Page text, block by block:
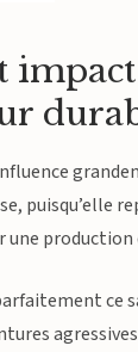
puisqu’elle
ce